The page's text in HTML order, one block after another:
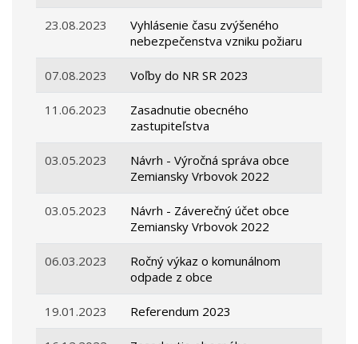
23.08.2023
Vyhlásenie času zvýšeného
nebezpečenstva vzniku požiaru
07.08.2023 Voľby do NR SR 2023
11.06.2023
Zasadnutie obecného
zastupiteľstva
03.05.2023
Návrh - Výročná správa obce
Zemiansky Vrbovok 2022
03.05.2023
Návrh - Záverečný účet obce
Zemiansky Vrbovok 2022
06.03.2023
Ročný výkaz o komunálnom
odpade z obce
19.01.2023 Referendum 2023